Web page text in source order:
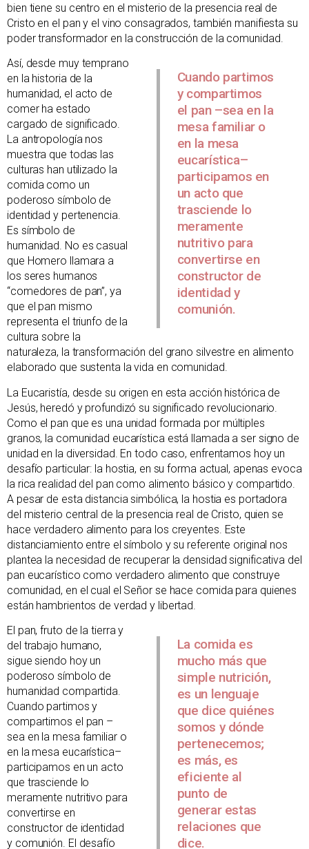
bien tiene su centro en el misterio de la presencia real de
Cristo en el pan y el vino consagrados, también manifiesta su
poder transformador en la construcción de la comunidad.
Cuando partimos
y compartimos
el pan –sea en la
mesa familiar o
en la mesa
eucarística–
participamos en
un acto que
trasciende lo
meramente
nutritivo para
convertirse en
constructor de
identidad y
comunión.
Así, desde muy temprano
en la historia de la
humanidad, el acto de
comer ha estado
cargado de significado.
La antropología nos
muestra que todas las
culturas han utilizado la
comida como un
poderoso símbolo de
identidad y pertenencia.
Es símbolo de
humanidad. No es casual
que Homero llamara a
los seres humanos
“comedores de pan”, ya
que el pan mismo
representa el triunfo de la
cultura sobre la
naturaleza, la transformación del grano silvestre en alimento
elaborado que sustenta la vida en comunidad.
La Eucaristía, desde su origen en esta acción histórica de
Jesús, heredó y profundizó su significado revolucionario.
Como el pan que es una unidad formada por múltiples
granos, la comunidad eucarística está llamada a ser signo de
unidad en la diversidad. En todo caso, enfrentamos hoy un
desafío particular: la hostia, en su forma actual, apenas evoca
la rica realidad del pan como alimento básico y compartido.
A pesar de esta distancia simbólica, la hostia es portadora
del misterio central de la presencia real de Cristo, quien se
hace verdadero alimento para los creyentes. Este
distanciamiento entre el símbolo y su referente original nos
plantea la necesidad de recuperar la densidad significativa del
pan eucarístico como verdadero alimento que construye
comunidad, en el cual el Señor se hace comida para quienes
están hambrientos de verdad y libertad.
La comida es
mucho más que
simple nutrición,
es un lenguaje
que dice quiénes
somos y dónde
pertenecemos;
es más, es
eficiente al
punto de
generar estas
relaciones que
dice.
El pan, fruto de la tierra y
del trabajo humano,
sigue siendo hoy un
poderoso símbolo de
humanidad compartida.
Cuando partimos y
compartimos el pan –
sea en la mesa familiar o
en la mesa eucarística–
participamos en un acto
que trasciende lo
meramente nutritivo para
convertirse en
constructor de identidad
y comunión. El desafío